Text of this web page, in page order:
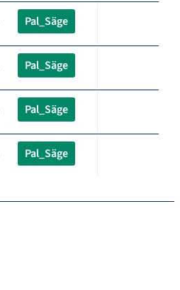
Pal_Säge
Pal_Säge
Pal_Säge
Pal_Säge